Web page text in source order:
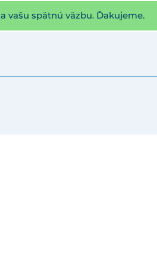
vašu spätnú väzbu. Ďakujeme.